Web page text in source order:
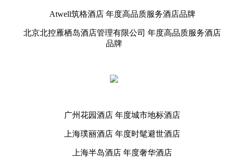
Atwell筑格酒店 年度高品质服务酒店品牌
北京北控雁栖岛酒店管理有限公司 年度高品质服务酒店
品牌
广州花园酒店 年度城市地标酒店
上海璞丽酒店 年度时髦避世酒店
上海半岛酒店 年度奢华酒店